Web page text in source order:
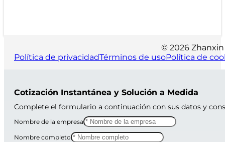
© 2026
Política de privacidadTérminos de usoPolítica de
Cotización Instantánea y Solución a Medida
Complete el formulario a continuación con sus datos y
Nombre de la empresa
Nombre completo